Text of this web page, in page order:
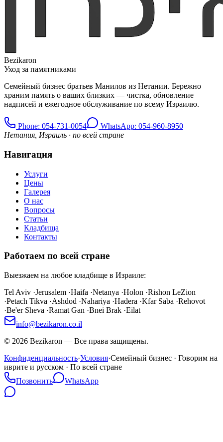
Bezikaron
Уход за памятниками
Семейный бизнес братьев Манилов из Нетании. Бережно
храним память о ваших близких — чистка, обновление
надписей и ежегодное обслуживание по всему Израилю.
Phone: 054-731-0054
WhatsApp: 054-960-8950
Нетания, Израиль · по всей стране
Навигация
Услуги
Цены
Галерея
О нас
Вопросы
Статьи
Кладбища
Контакты
Работаем по всей стране
Выезжаем на любое кладбище в Израиле:
Tel Aviv ·Jerusalem ·Haifa ·Netanya ·Holon ·Rishon LeZion
·Petach Tikva ·Ashdod ·Nahariya ·Hadera ·Kfar Saba ·Rehovot
·Be'er Sheva ·Ramat Gan ·Bnei Brak ·Eilat
info@bezikaron.co.il
© 2026 Bezikaron — Все права защищены.
Конфиденциальность·Условия·Семейный бизнес · Говорим на
иврите и русском · По всей стране
Позвонить
WhatsApp